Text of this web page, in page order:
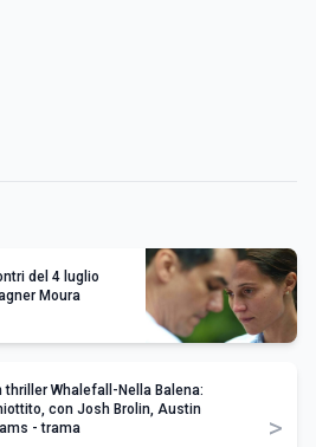
del 4 luglio
Moura
thriller Whalefall-Nella Balena:
con Josh Brolin, Austin
- trama
>